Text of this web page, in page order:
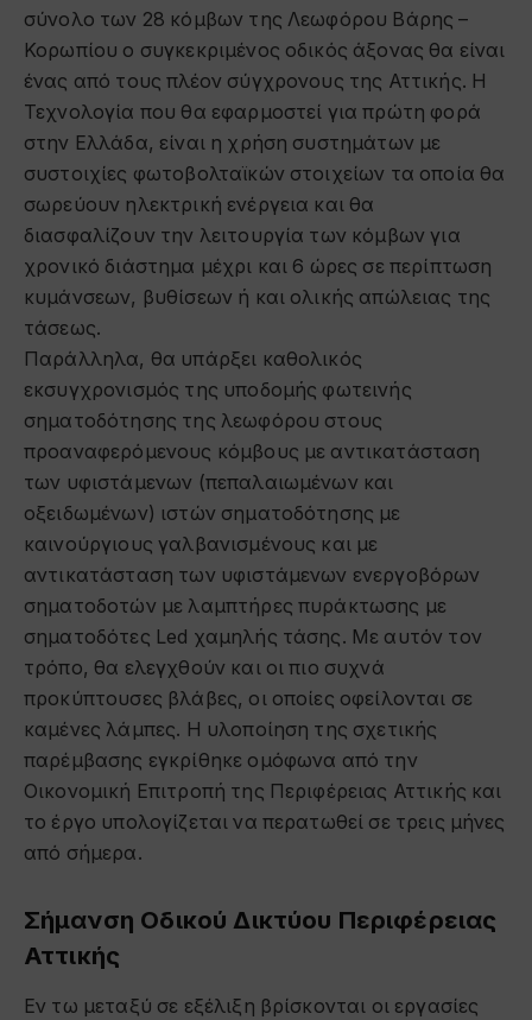
σύνολο των 28 κόμβων της Λεωφόρου Βάρης –
Κορωπίου ο συγκεκριμένος οδικός άξονας θα είναι
ένας από τους πλέον σύγχρονους της Αττικής. Η
Τεχνολογία που θα εφαρμοστεί για πρώτη φορά
στην Ελλάδα, είναι η χρήση συστημάτων με
συστοιχίες φωτοβολταϊκών στοιχείων τα οποία θα
σωρεύουν ηλεκτρική ενέργεια και θα
διασφαλίζουν την λειτουργία των κόμβων για
χρονικό διάστημα μέχρι και 6 ώρες σε περίπτωση
κυμάνσεων, βυθίσεων ή και ολικής απώλειας της
τάσεως.
Παράλληλα, θα υπάρξει καθολικός
εκσυγχρονισμός της υποδομής φωτεινής
σηματοδότησης της λεωφόρου στους
προαναφερόμενους κόμβους με αντικατάσταση
των υφιστάμενων (πεπαλαιωμένων και
οξειδωμένων) ιστών σηματοδότησης με
καινούργιους γαλβανισμένους και με
αντικατάσταση των υφιστάμενων ενεργοβόρων
σηματοδοτών με λαμπτήρες πυράκτωσης με
σηματοδότες Led χαμηλής τάσης. Με αυτόν τον
τρόπο, θα ελεγχθούν και οι πιο συχνά
προκύπτουσες βλάβες, οι οποίες οφείλονται σε
καμένες λάμπες. Η υλοποίηση της σχετικής
παρέμβασης εγκρίθηκε ομόφωνα από την
Οικονομική Επιτροπή της Περιφέρειας Αττικής και
το έργο υπολογίζεται να περατωθεί σε τρεις μήνες
από σήμερα.
Σήμανση Οδικού Δικτύου Περιφέρειας
Αττικής
Εν τω μεταξύ σε εξέλιξη βρίσκονται οι εργασίες